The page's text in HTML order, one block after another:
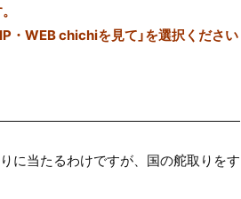
・WEB chichiを見て」を選択ください
に当たるわけですが、国の舵取りをす